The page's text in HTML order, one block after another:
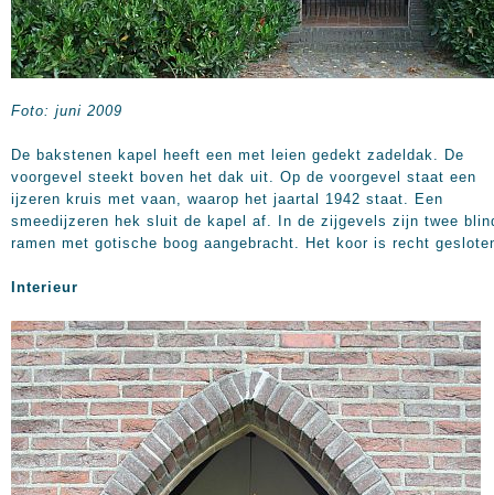
Foto: juni 2009
De bakstenen kapel heeft een met leien gedekt zadeldak. De
voorgevel steekt boven het dak uit. Op de voorgevel staat een
ijzeren kruis met vaan, waarop het jaartal 1942 staat. Een
smeedijzeren hek sluit de kapel af. In de zijgevels zijn twee
ramen met gotische boog aangebracht. Het koor is recht
Interieur